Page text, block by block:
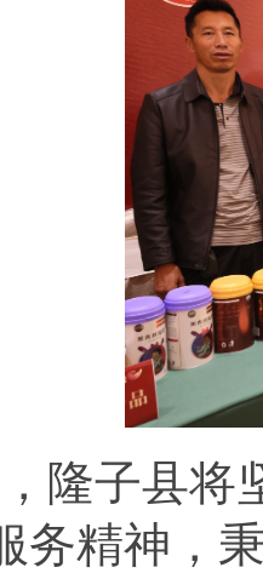
隆子县将
务精神，